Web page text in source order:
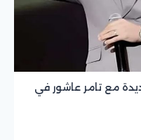
مع تامر عاشور في